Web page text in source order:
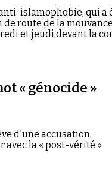
islamophobie, qui a
route de la
et jeudi devant la
« génocide »
d'une accusation
avec la « post-vérité »